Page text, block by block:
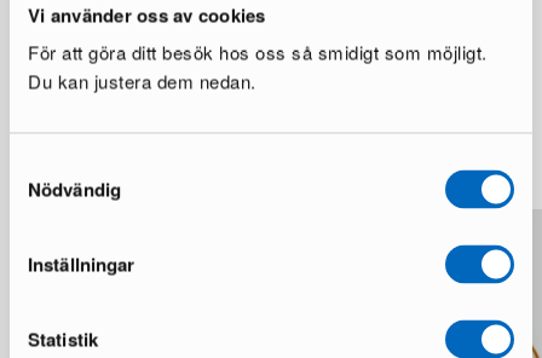
Vi använder oss av cookies
För att göra ditt besök hos oss så smidigt som möjligt.
Du kan justera dem nedan.
Nödvändig
Inställningar
Statistik